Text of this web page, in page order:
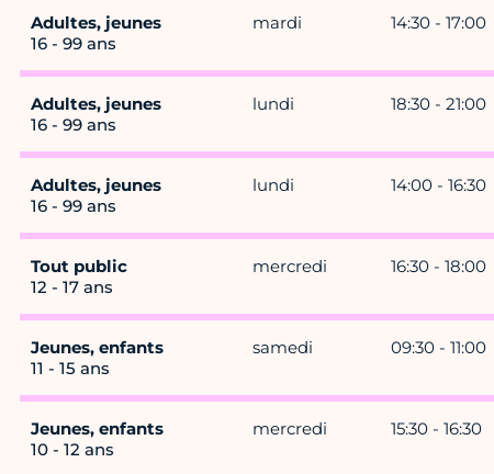
Adultes, jeunes
16 - 99 ans
mardi 14:30 - 17:00
Adultes, jeunes
16 - 99 ans
lundi 18:30 - 21:00
Adultes, jeunes
16 - 99 ans
lundi 14:00 - 16:30
Tout public
12 - 17 ans
mercredi 16:30 - 18:00
Jeunes, enfants
11 - 15 ans
samedi 09:30 - 11:00
Jeunes, enfants
10 - 12 ans
mercredi 15:30 - 16:30